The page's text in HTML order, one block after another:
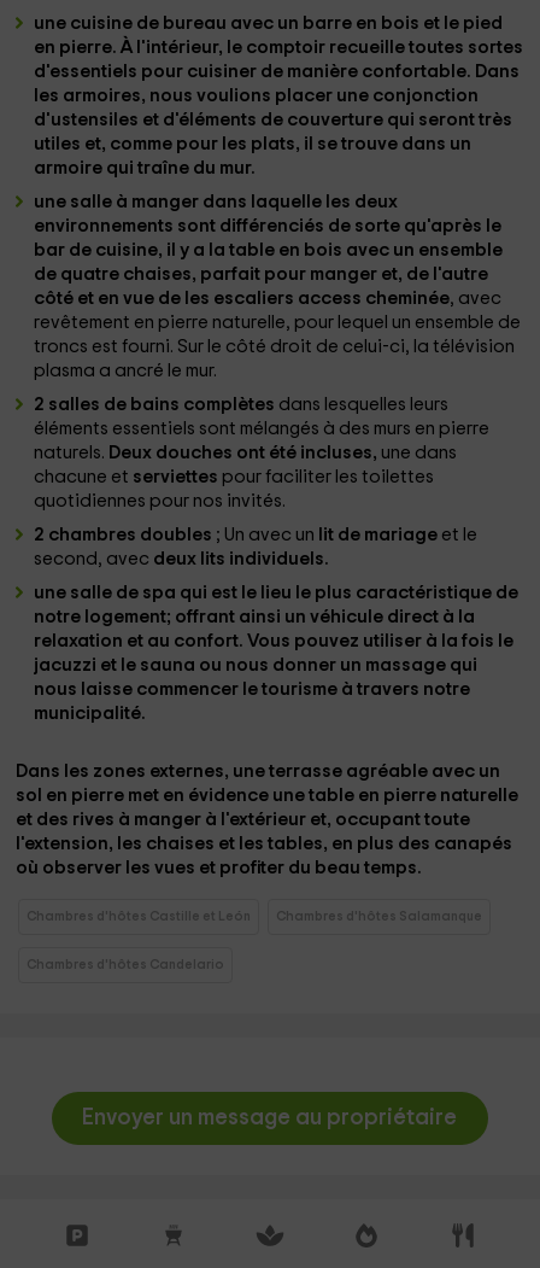
une cuisine de bureau avec un barre en bois et le pied
en pierre. À l'intérieur, le comptoir recueille toutes sortes
d'essentiels pour cuisiner de manière confortable. Dans
les armoires, nous voulions placer une conjonction
d'ustensiles et d'éléments de couverture qui seront très
utiles et, comme pour les plats, il se trouve dans un
armoire qui traîne du mur.
une salle à manger dans laquelle les deux
environnements sont différenciés de sorte qu'après le
bar de cuisine, il y a la table en bois avec un ensemble
de quatre chaises, parfait pour manger et, de l'autre
côté et en vue de les escaliers access cheminée, avec
revêtement en pierre naturelle, pour lequel un ensemble de
troncs est fourni. Sur le côté droit de celui-ci, la télévision
plasma a ancré le mur.
2 salles de bains complètes dans lesquelles leurs
éléments essentiels sont mélangés à des murs en pierre
naturels. Deux douches ont été incluses, une dans
chacune et serviettes pour faciliter les toilettes
quotidiennes pour nos invités.
2 chambres doubles ; Un avec un lit de mariage et le
second, avec deux lits individuels.
une salle de spa qui est le lieu le plus caractéristique de
notre logement; offrant ainsi un véhicule direct à la
relaxation et au confort. Vous pouvez utiliser à la fois le
jacuzzi et le sauna ou nous donner un massage qui
nous laisse commencer le tourisme à travers notre
municipalité.
Dans les zones externes, une terrasse agréable avec un
sol en pierre met en évidence une table en pierre naturelle
et des rives à manger à l'extérieur et, occupant toute
l'extension, les chaises et les tables, en plus des canapés
où observer les vues et profiter du beau temps.
Chambres d'hôtes Castille et León Chambres d'hôtes Salamanque
Chambres d'hôtes Candelario
Envoyer un message au propriétaire